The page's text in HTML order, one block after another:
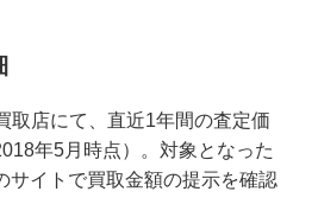
取店にて、直近1年間の査定価
年5月時点）。対象となった
サイトで買取金額の提示を確認